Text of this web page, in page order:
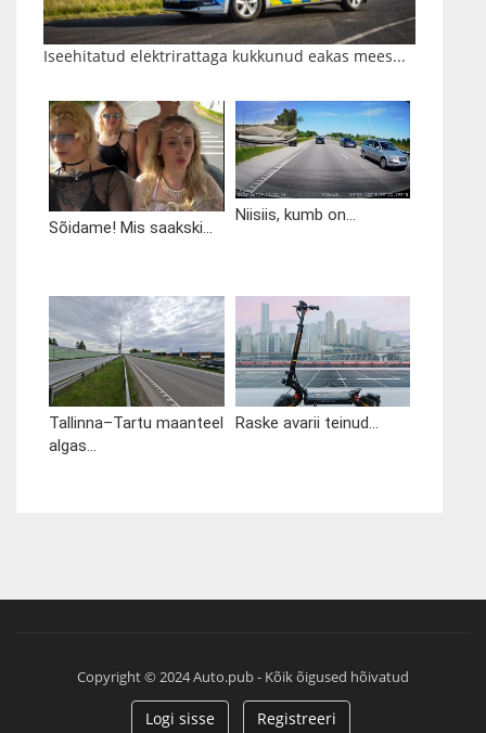
Iseehitatud elektrirattaga kukkunud eakas mees...
Sõidame! Mis saakski...
Niisiis, kumb on...
Tallinna–Tartu maanteel
algas...
Raske avarii teinud...
Copyright © 2024 Auto.pub - Kõik õigused hõivatud
Logi sisse Registreeri